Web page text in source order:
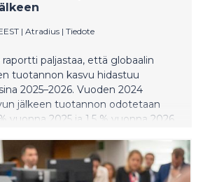
| Atradius | Tiedote
paljastaa, että globaalin
tuotannon kasvu hidastuu
2025–2026. Vuoden 2024
jälkeen tuotannon odotetaan
vuonna 2025 ja 1,5 % vuonna 2026.
energian hintavaihtelut ja